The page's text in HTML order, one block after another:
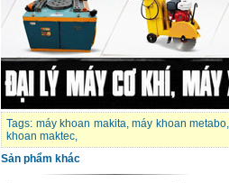
Tags: máy khoan makita,máy khoan metabo
khoan maktec,
Sản phẩm khác